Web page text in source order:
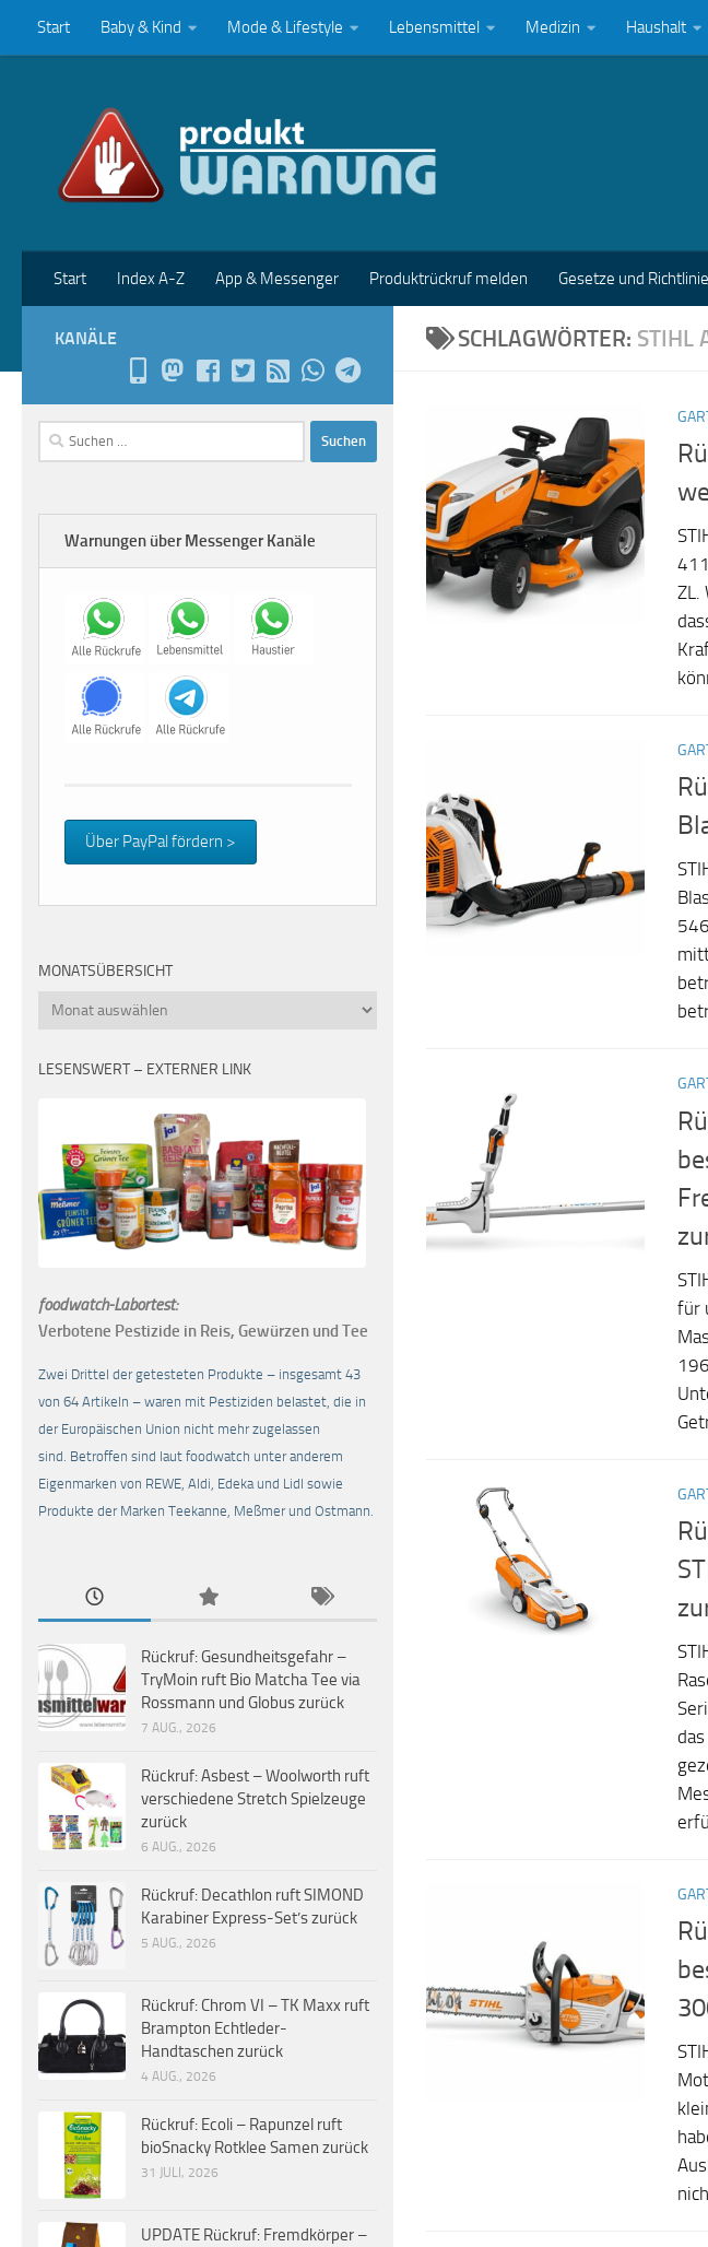
Zum Inhalt springen
Start Baby & Kind Mode & Lifestyle Lebensmittel Medizin Haushalt
Start Index A-Z App & Messenger Produktrückruf melden Gesetze und
SCHLAGWÖRTER: STIHL
ZL.
für
KANÄLE
Suchen
nach:
Warnungen über Messenger Kanäle
Über PayPal fördern >
MONATSÜBERSICHT
Monatsübersicht
LESENSWERT – EXTERNER LINK
foodwatch-Labortest:
Verbotene Pestizide in Reis, Gewürzen und Tee
Zwei Drittel der getesteten Produkte – insgesamt 43
von 64 Artikeln – waren mit Pestiziden belastet, die in
der Europäischen Union nicht mehr zugelassen
sind. Betroffen sind laut foodwatch unter anderem
Eigenmarken von REWE, Aldi, Edeka und Lidl sowie
Produkte der Marken Teekanne, Meßmer und Ostmann.
Rückruf: Gesundheitsgefahr –
TryMoin ruft Bio Matcha Tee via
Rossmann und Globus zurück
7 AUG., 2026
Rückruf: Asbest – Woolworth ruft
verschiedene Stretch Spielzeuge
zurück
6 AUG., 2026
Rückruf: Decathlon ruft SIMOND
Karabiner Express-Set’s zurück
5 AUG., 2026
Rückruf: Chrom VI – TK Maxx ruft
Brampton Echtleder-
Handtaschen zurück
4 AUG., 2026
Rückruf: Ecoli – Rapunzel ruft
bioSnacky Rotklee Samen zurück
31 JULI, 2026
UPDATE Rückruf: Fremdkörper –